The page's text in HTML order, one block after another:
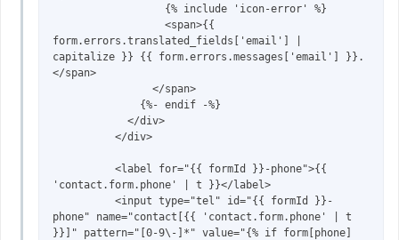
                  <span>{{
form.errors.translated_fields['email'] |
capitalize }} {{ form.errors.messages['email'] }}.
</span>
                </span>
            </div>
          </div>
          <label for="{{ formId }}-phone">{{
'contact.form.phone' | t }}</label>
          <input type="tel" id="{{ formId }}-
phone" name="contact[{{ 'contact.form.phone' | t
}}]" pattern="[0-9\-]*" value="{% if form[phone]